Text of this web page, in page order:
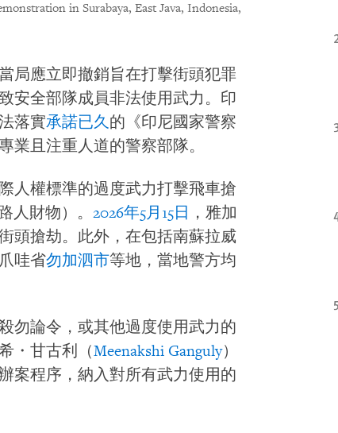
in Surabaya, East Java, Indonesia,
局應立即撤銷旨在打擊街頭犯罪
安全部隊成員非法使用武力。印
落實承諾已久的《印尼國家警察
業且注重人道的警察部隊。
人權標準的過度武力打擊飛車搶
人財物）。 2026年5月15日 ，雅加
頭搶劫。此外，在包括南蘇拉威
哇省勿加泗市等地，當地警方均
勿論令，或其他過度使用武力的
・甘古利（Meenakshi Ganguly）
案程序，納入對所有武力使用的